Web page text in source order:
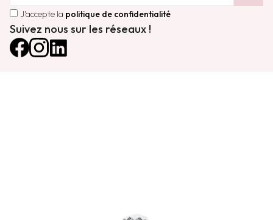
J'accepte la politique de confidentialité
Suivez nous sur les réseaux !